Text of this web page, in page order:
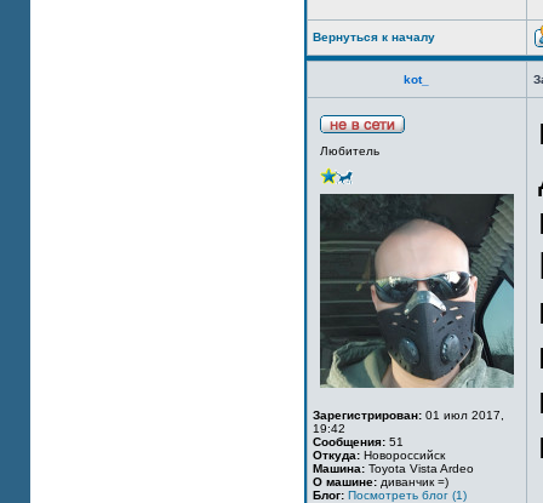
Вернуться к началу
kot_
Любитель
Зарегистрирован: 01 июл 2017,
19:42
Сообщения: 51
Откуда: Новороссийск
Машина: Toyota Vista Ardeo
О машине: диванчик =)
Блог: Посмотреть блог (1)